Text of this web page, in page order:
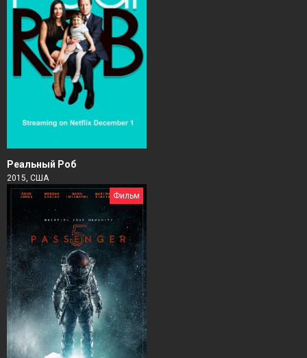
Реальный Роб
2015, США
Фильм